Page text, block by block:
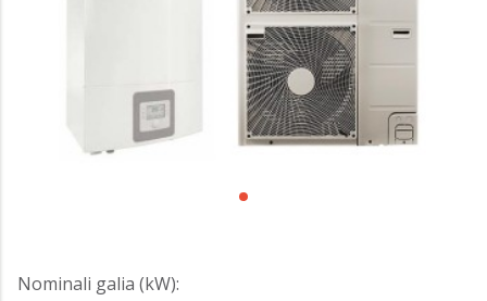
Nominali galia (kW):